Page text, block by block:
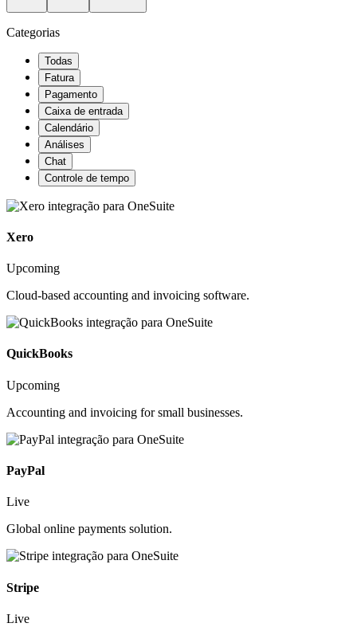
Categorias
Todas
Fatura
Pagamento
Caixa de entrada
Calendário
Análises
Chat
Controle de tempo
Xero
Upcoming
Cloud-based accounting and invoicing software.
QuickBooks
Upcoming
Accounting and invoicing for small businesses.
PayPal
Live
Global online payments solution.
Stripe
Live